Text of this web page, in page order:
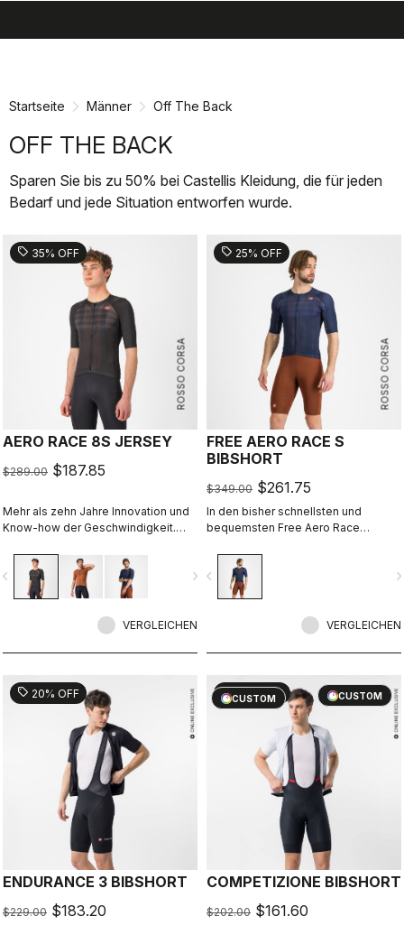
Startseite Männer Off The Back
OFF THE BACK
Sparen Sie bis zu 50% bei Castellis Kleidung, die für jeden
Bedarf und jede Situation entworfen wurde.
ROSSO CORSA
sell 35% OFF
AERO RACE 8S JERSEY
$289.00 $187.85
Mehr als zehn Jahre Innovation und
Know-how der Geschwindigkeit.
noch schneller.
navigate_next
VERGLEICHEN
ROSSO CORSA
sell 25% OFF
FREE AERO RACE S
BIBSHORT
$349.00 $261.75
In den bisher schnellsten und
bequemsten Free Aero Race
Tragekomfort und Aerodynamik
miteinander.
navigate_before
VERGLEICHEN
sell 20% OFF
ENDURANCE 3 BIBSHORT
$229.00 $183.20
CUSTOM
sell20% OFF
CUSTOM
COMPETIZIONE BIBSHORT
$202.00 $161.60